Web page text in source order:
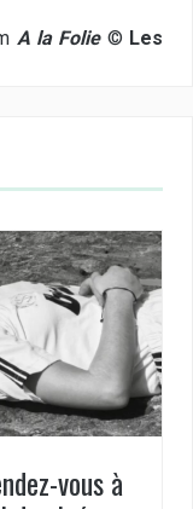
A la Folie© Les
vous à